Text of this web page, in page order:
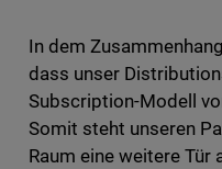
In dem
dass unser
Subscription-Modell
Somit steht unseren
Raum eine weitere